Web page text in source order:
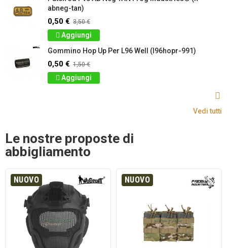
abneg-tan)
0,50 € 3,50 €
Aggiungi
Gommino Hop Up Per L96 Well (l96hopr-991)
0,50 € 1,50 €
Aggiungi
Vedi tutti
Le nostre proposte di
abbigliamento
NUOVO NUOVO